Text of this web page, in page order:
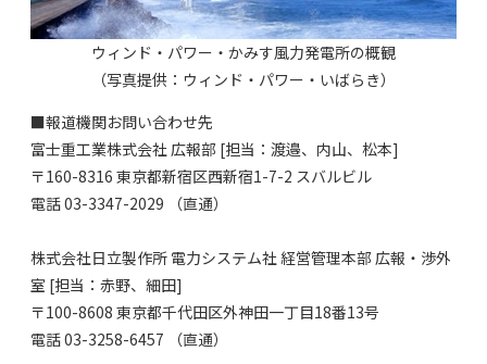
ウィンド・パワー・かみす風力発電所の概観
（写真提供：ウィンド・パワー・いばらき）
■報道機関お問い合わせ先
富士重工業株式会社 広報部 [担当：渡邉、内山、松本]
〒160-8316 東京都新宿区西新宿1-7-2 スバルビル
電話 03-3347-2029 （直通）
株式会社日立製作所 電力システム社 経営管理本部 広報・渉外
室 [担当：赤野、細田]
〒100-8608 東京都千代田区外神田一丁目18番13号
電話 03-3258-6457 （直通）